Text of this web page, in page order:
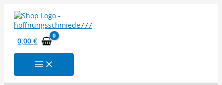
Inhalt
springen
0,00€